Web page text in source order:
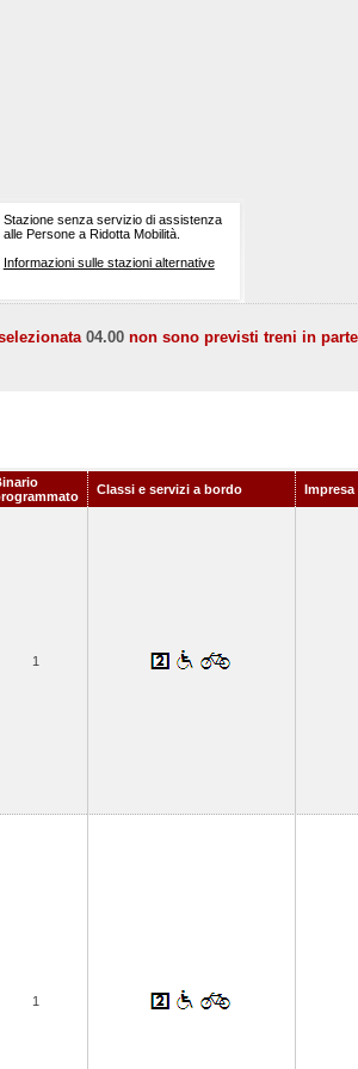
Stazione senza servizio di assistenza
alle Persone a Ridotta Mobilità.
Informazioni sulle stazioni alternative
04.00 non sono previsti treni in
Classi e servizi a bordo
1
1